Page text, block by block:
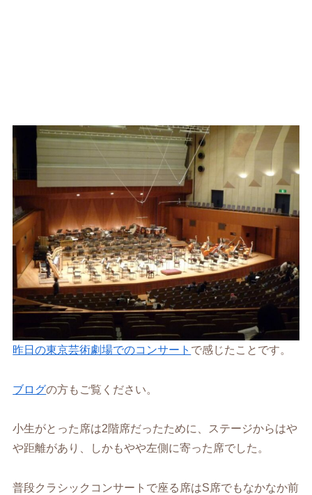
昨日の東京芸術劇場でのコンサート で感じたことです。
ブログの方もご覧ください。
小生がとった席は2階席だったために、ステージからはや
や距離があり、しかもやや左側に寄った席でした。
普段クラシックコンサートで座る席はS席でもなかなか前